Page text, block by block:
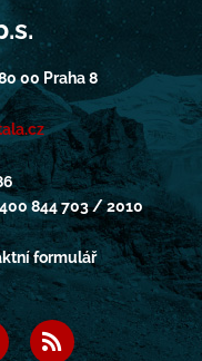
00 Praha 8
844 703 / 2010
formulář
R
s